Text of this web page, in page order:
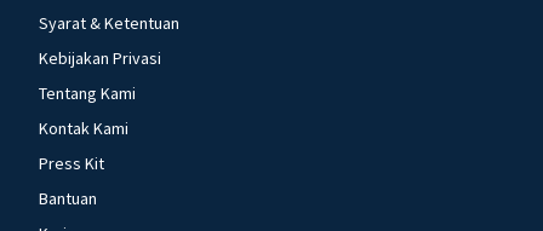
Syarat & Ketentuan
Kebijakan Privasi
Tentang Kami
Kontak Kami
Press Kit
Bantuan